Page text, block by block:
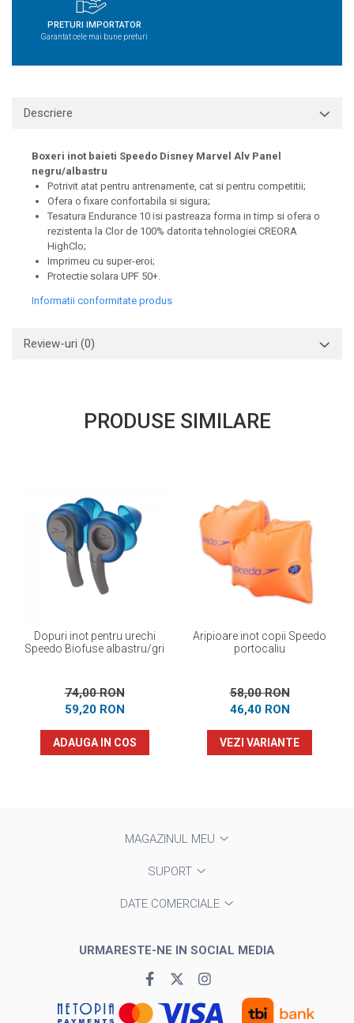
PRETURI IMPORTATOR
Garantat cele mai bune preturi
Descriere
Boxeri inot baieti Speedo Disney Marvel Alv Panel
negru/albastru
Potrivit atat pentru antrenamente, cat si pentru competitii;
Ofera o fixare confortabila si sigura;
Tesatura Endurance 10 isi pastreaza forma in timp si ofera o
rezistenta la Clor de 100% datorita tehnologiei CREORA
HighClo;
Imprimeu cu super-eroi;
Protectie solara UPF 50+.
Informatii conformitate produs
Review-uri (0)
PRODUSE SIMILARE
Dopuri inot pentru urechi
Speedo Biofuse albastru/gri
74,00 RON
59,20 RON
ADAUGA IN COS
Aripioare inot copii Speedo
portocaliu
58,00 RON
46,40 RON
VEZI VARIANTE
MAGAZINUL MEU
SUPORT
DATE COMERCIALE
URMARESTE-NE IN SOCIAL MEDIA